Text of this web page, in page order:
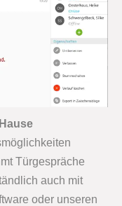
Türgespräche
auch mit
oder unseren